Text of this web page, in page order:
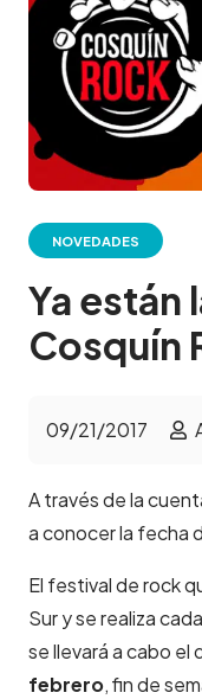
NOVEDADES
Ya están
Cosquín
09/21/2017
A través de la
a conocer la fecha
El festival de rock
Sur y se realiza
se llevará a cabo el
febrero, fin de